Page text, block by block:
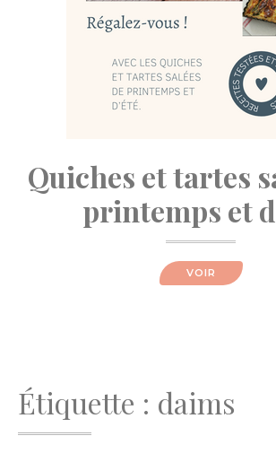
Quiches et tartes
printemps et
VOIR
Étiquette : daims